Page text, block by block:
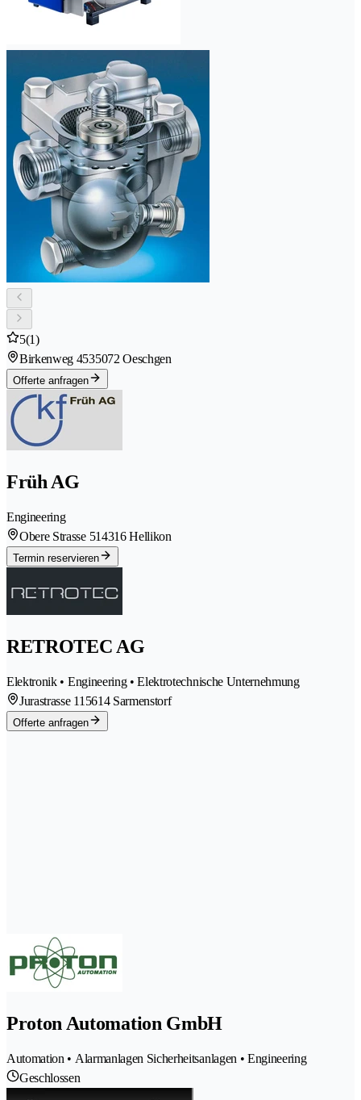
5(1)
Birkenweg 4535072 Oeschgen
Offerte anfragen
Früh AG
Engineering
Obere Strasse 514316 Hellikon
Termin reservieren
RETROTEC AG
Elektronik • Engineering • Elektrotechnische Unternehmung
Jurastrasse 11 5614 Sarmenstorf
Offerte anfragen
Proton Automation GmbH
Automation • Alarmanlagen Sicherheitsanlagen • Engineering
Geschlossen